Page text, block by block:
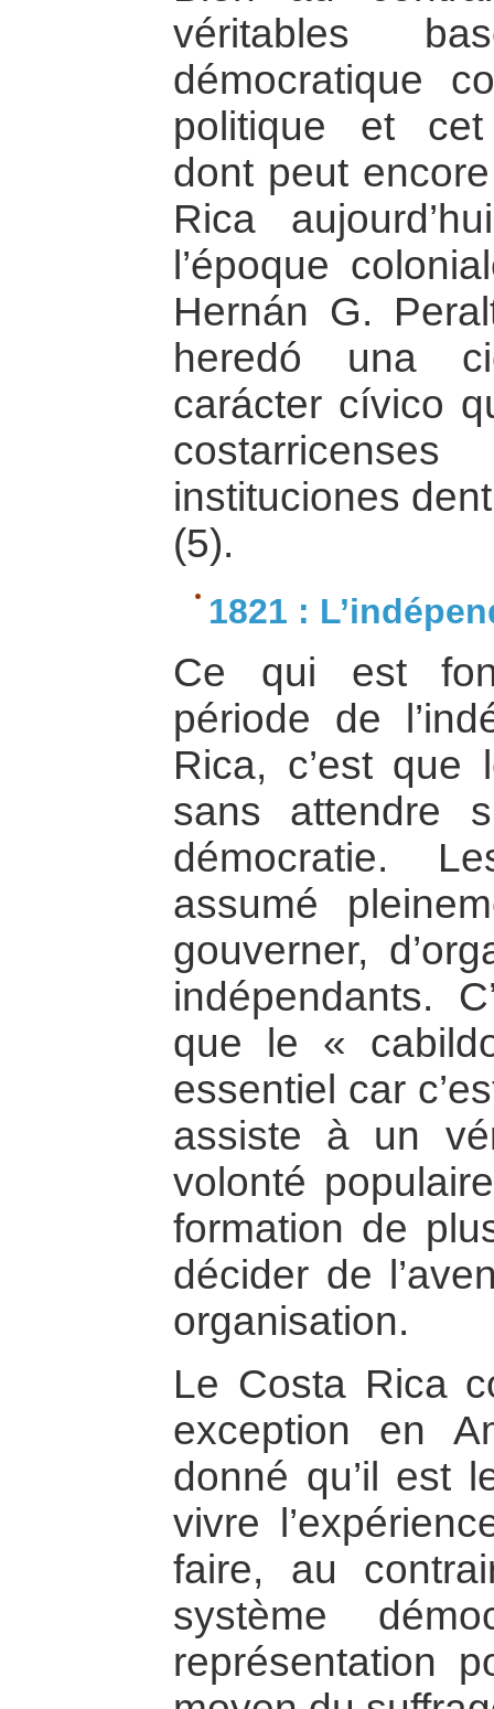
véritables
démocratique
politique et cet
dont peut
Rica
l’époque
Hernán G.
heredó una
carácter cívico
instituciones
(5).
1821 :
Ce qui est
période de
Rica, c’est que
sans attendre
démocratie.
assumé
gouverner,
indépendants.
que le «
essentiel car
assiste à un
volonté
formation de
décider de
organisation.
Le Costa Rica
exception en
donné qu’il est
vivre
faire, au
système
représentation